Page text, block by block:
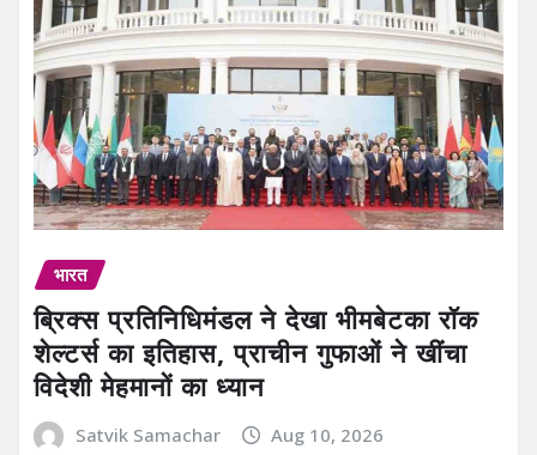
भारत
ब्रिक्स प्रतिनिधिमंडल ने देखा भीमबेटका रॉक
शेल्टर्स का इतिहास, प्राचीन गुफाओं ने खींचा
विदेशी मेहमानों का ध्यान
Satvik Samachar Aug 10, 2026